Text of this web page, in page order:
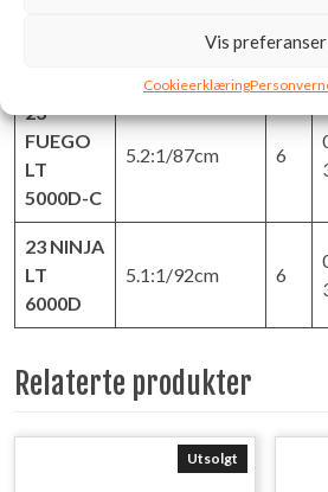
Vis preferanser
Cookieerklæring
23
FUEGO
LT
5000D-C
5.2:1/87cm 6
23 NINJA
LT
6000D
5.1:1/92cm 6
Relaterte produkter
Utsolgt